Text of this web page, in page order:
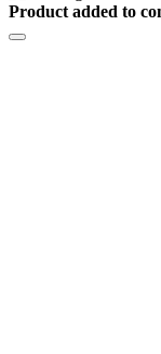
Product added to